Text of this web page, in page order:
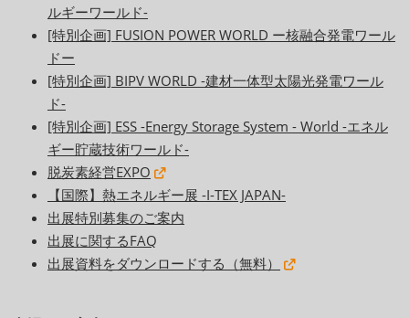
ルギーワールド-
[特別企画] FUSION POWER WORLD ー核融合発電ワール
ドー
[特別企画] BIPV WORLD -建材一体型太陽光発電ワール
ド-
[特別企画] ESS -Energy Storage System - World -エネル
ギー貯蔵技術ワールド-
脱炭素経営EXPO
【国際】熱エネルギー展 -I-TEX JAPAN-
出展特別募集のご案内
出展に関するFAQ
出展資料をダウンロードする（無料）